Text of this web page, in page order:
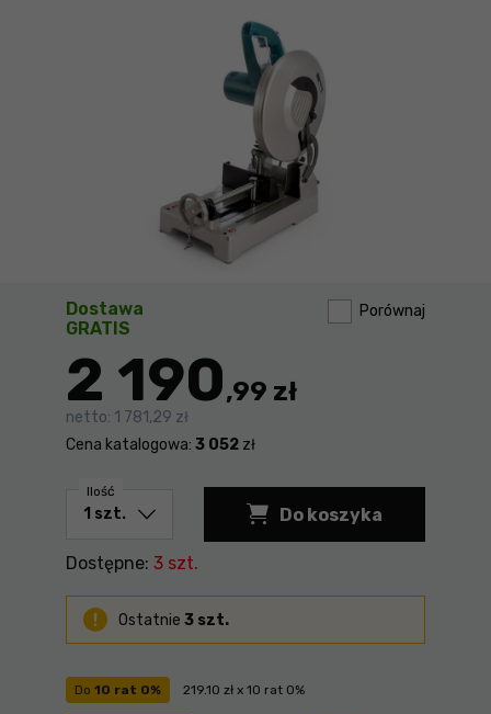
Mapa strony
Dostawa
GRATIS
Porównaj
2 190,99 zł
netto: 1 781,29 zł
Cena katalogowa: 3 052 zł
Do 10 rat 0% 219.10 zł x 10 rat 0%
Ilość
Do koszyka
Przecinarka do
Dostępne: 3 szt.
Ostatnie 3 szt.